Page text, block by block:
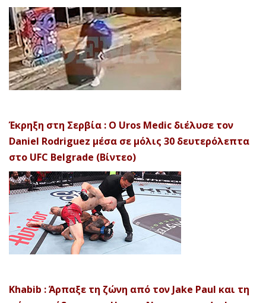
Έκρηξη στη Σερβία : Ο Uros Medic διέλυσε τον
Daniel Rodriguez μέσα σε μόλις 30 δευτερόλεπτα
στο UFC Belgrade (Βίντεο)
Khabib : Άρπαξε τη ζώνη από τον Jake Paul και τη